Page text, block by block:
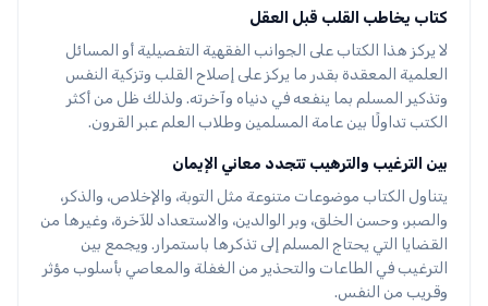
كتاب يخاطب القلب قبل العقل
لا يركز هذا الكتاب على الجوانب الفقهية التفصيلية أو المسائل
العلمية المعقدة بقدر ما يركز على إصلاح القلب وتزكية النفس
وتذكير المسلم بما ينفعه في دنياه وآخرته. ولذلك ظل من أكثر
الكتب تداولًا بين عامة المسلمين وطلاب العلم عبر القرون.
بين الترغيب والترهيب تتجدد معاني الإيمان
يتناول الكتاب موضوعات متنوعة مثل التوبة، والإخلاص، والذكر،
والصبر، وحسن الخلق، وبر الوالدين، والاستعداد للآخرة، وغيرها من
القضايا التي يحتاج المسلم إلى تذكرها باستمرار. ويجمع بين
الترغيب في الطاعات والتحذير من الغفلة والمعاصي بأسلوب مؤثر
وقريب من النفس.